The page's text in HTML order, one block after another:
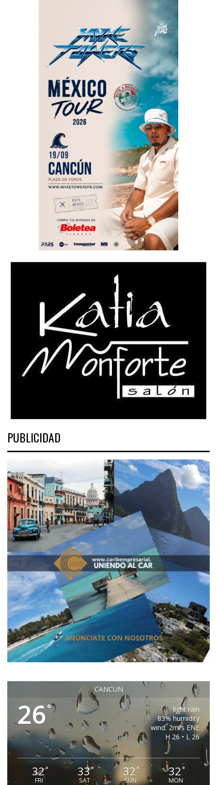
PUBLICIDAD
CANCUN
26°
light rain
83% humidity
wind: 2m/s ENE
H 26 • L 26
32°
FRI
33°
SAT
32 °
SUN
32°
MON